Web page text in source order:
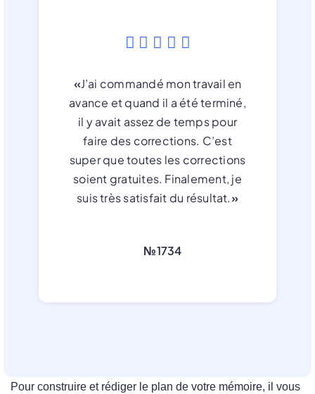
«J’ai commandé mon travail en
avance et quand il a été terminé,
il y avait assez de temps pour
faire des corrections. C’est
super que toutes les corrections
soient gratuites. Finalement, je
suis très satisfait du résultat.»
№1734
Pour construire et rédiger le plan de votre mémoire, il vous